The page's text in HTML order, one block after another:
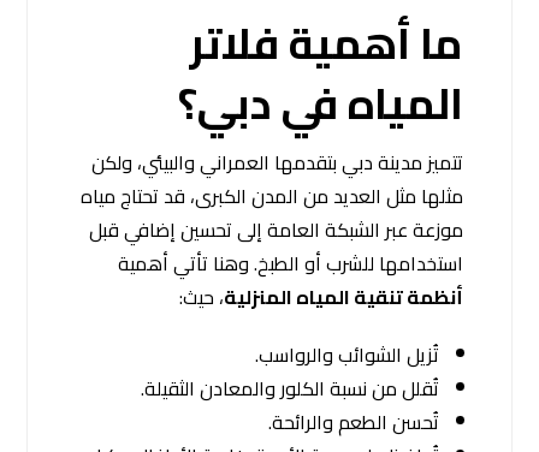
ما أهمية فلاتر
المياه في دبي؟
تتميز مدينة دبي بتقدمها العمراني والبيئي، ولكن
مثلها مثل العديد من المدن الكبرى، قد تحتاج مياه
موزعة عبر الشبكة العامة إلى تحسين إضافي قبل
استخدامها للشرب أو الطبخ. وهنا تأتي أهمية
أنظمة تنقية المياه المنزلية، حيث:
تُزيل الشوائب والرواسب.
تُقلل من نسبة الكلور والمعادن الثقيلة.
تُحسن الطعم والرائحة.